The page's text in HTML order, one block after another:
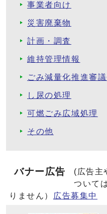
事業者向け
災害廃棄物
計画・調査
維持管理情報
ごみ減量化推進審議
し尿の処理
可燃ごみ広域処理
その他
バナー広告
(広告主
ついて
りません）
広告募集中